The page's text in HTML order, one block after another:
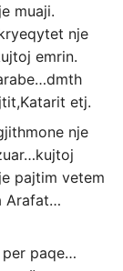
muaji.
nje
emrin.
etj.
nje
pajtim vetem
Arafat…
per paqe…